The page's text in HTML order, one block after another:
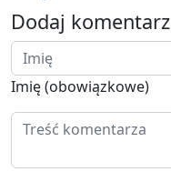
Dodaj komentarz
Imię (obowiązkowe)